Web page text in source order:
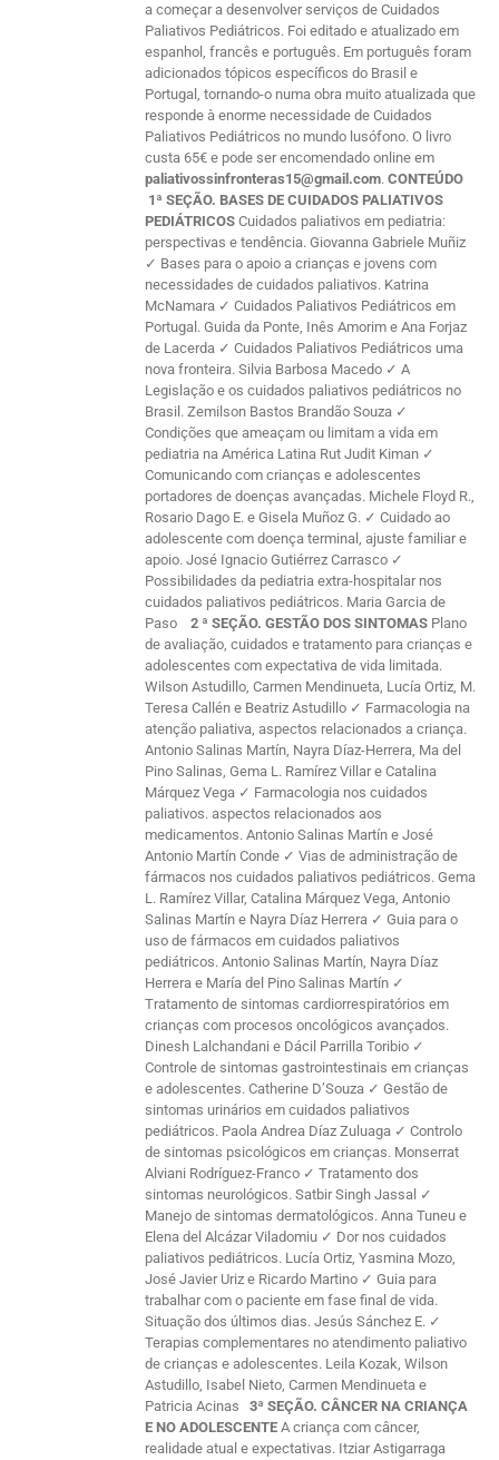
a começar a desenvolver serviços de Cuidados
Paliativos Pediátricos. Foi editado e atualizado em
espanhol, francês e português. Em português foram
adicionados tópicos específicos do Brasil e
Portugal, tornando-o numa obra muito atualizada que
responde à enorme necessidade de Cuidados
Paliativos Pediátricos no mundo lusófono. O livro
custa 65€ e pode ser encomendado online em
paliativossinfronteras15@gmail.com.CONTEÚDO
1ª SEÇÃO. BASES DE CUIDADOS PALIATIVOS
PEDIÁTRICOS Cuidados paliativos em pediatria:
perspectivas e tendência. Giovanna Gabriele Muñiz
✓ Bases para o apoio a crianças e jovens com
necessidades de cuidados paliativos. Katrina
McNamara ✓ Cuidados Paliativos Pediátricos em
Portugal. Guida da Ponte, Inês Amorim e Ana Forjaz
de Lacerda ✓ Cuidados Paliativos Pediátricos uma
nova fronteira. Silvia Barbosa Macedo ✓ A
Legislação e os cuidados paliativos pediátricos no
Brasil. Zemilson Bastos Brandão Souza ✓
Condições que ameaçam ou limitam a vida em
pediatria na América Latina Rut Judit Kiman ✓
Comunicando com crianças e adolescentes
portadores de doenças avançadas. Michele Floyd R.,
Rosario Dago E. e Gisela Muñoz G. ✓ Cuidado ao
adolescente com doença terminal, ajuste familiar e
apoio. José Ignacio Gutiérrez Carrasco ✓
Possibilidades da pediatria extra-hospitalar nos
cuidados paliativos pediátricos. Maria Garcia de
Paso
2 ª SEÇÃO. GESTÃO DOS SINTOMAS Plano
de avaliação, cuidados e tratamento para crianças e
adolescentes com expectativa de vida limitada.
Wilson Astudillo, Carmen Mendinueta, Lucía Ortiz, M.
Teresa Callén e Beatriz Astudillo ✓ Farmacologia na
atenção paliativa, aspectos relacionados a criança.
Antonio Salinas Martín, Nayra Díaz-Herrera, Ma del
Pino Salinas, Gema L. Ramírez Villar e Catalina
Márquez Vega ✓ Farmacologia nos cuidados
paliativos. aspectos relacionados aos
medicamentos. Antonio Salinas Martín e José
Antonio Martín Conde ✓ Vias de administração de
fármacos nos cuidados paliativos pediátricos. Gema
L. Ramírez Villar, Catalina Márquez Vega, Antonio
Salinas Martín e Nayra Díaz Herrera ✓ Guia para o
uso de fármacos em cuidados paliativos
pediátricos. Antonio Salinas Martín, Nayra Díaz
Herrera e María del Pino Salinas Martín ✓
Tratamento de sintomas cardiorrespiratórios em
crianças com procesos oncológicos avançados.
Dinesh Lalchandani e Dácil Parrilla Toribio ✓
Controle de sintomas gastrointestinais em crianças
e adolescentes. Catherine D’Souza ✓ Gestão de
sintomas urinários em cuidados paliativos
pediátricos. Paola Andrea Díaz Zuluaga ✓ Controlo
de sintomas psicológicos em crianças. Monserrat
Alviani Rodríguez-Franco ✓ Tratamento dos
sintomas neurológicos. Satbir Singh Jassal ✓
Manejo de sintomas dermatológicos. Anna Tuneu e
Elena del Alcázar Viladomiu ✓ Dor nos cuidados
paliativos pediátricos. Lucía Ortiz, Yasmina Mozo,
José Javier Uriz e Ricardo Martino ✓ Guia para
trabalhar com o paciente em fase final de vida.
Situação dos últimos dias. Jesús Sánchez E. ✓
Terapias complementares no atendimento paliativo
de crianças e adolescentes. Leila Kozak, Wilson
Astudillo, Isabel Nieto, Carmen Mendinueta e
Patricia Acinas3ª SEÇÃO. CÂNCER NA CRIANÇA
E NO ADOLESCENTE A criança com câncer,
realidade atual e expectativas. Itziar Astigarraga